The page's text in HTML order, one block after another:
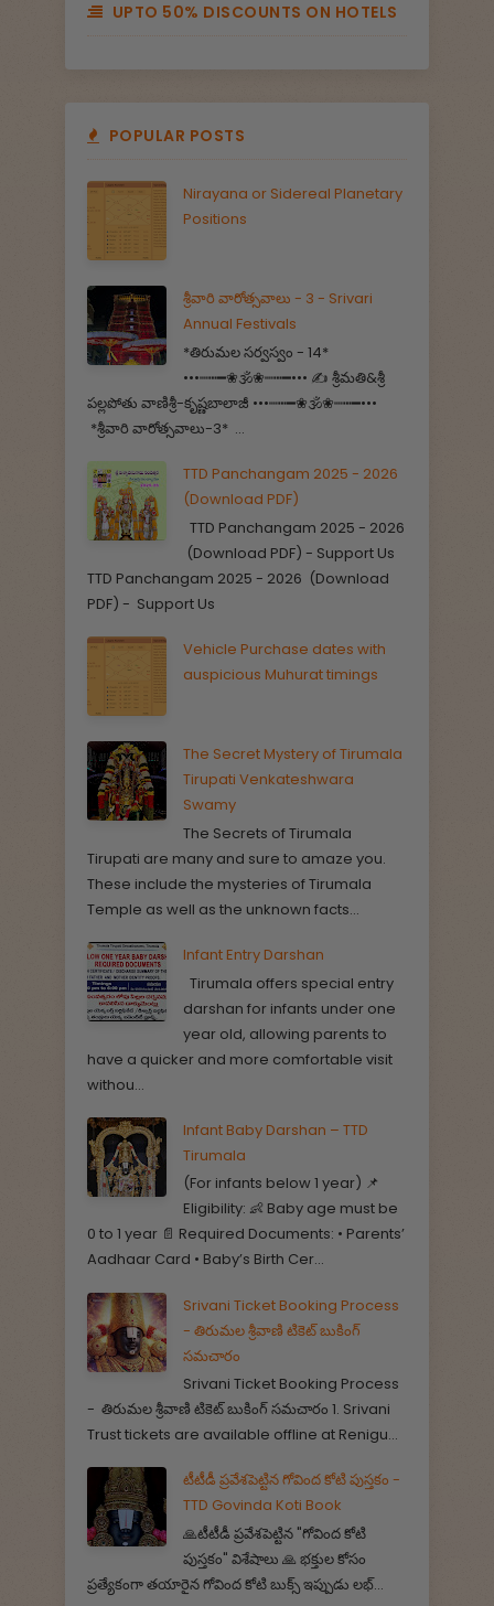
UPTO 50% DISCOUNTS ON HOTELS
POPULAR POSTS
Nirayana or Sidereal Planetary
Positions
శ్రీవారి వారోత్సవాలు - 3 - Srivari
Annual Festivals
*తిరుమల సర్వస్వం - 14*
•••┉┅━❀🕉️❀┉┅━••• ✍️ శ్రీమతి&శ్రీ
పల్లపోతు వాణిశ్రీ-కృష్ణబాలాజీ •••┉┅━❀🕉️❀┉┅━•••
*శ్రీవారి వారోత్సవాలు-3* ...
TTD Panchangam 2025 - 2026
(Download PDF)
TTD Panchangam 2025 - 2026
(Download PDF) - Support Us
TTD Panchangam 2025 - 2026 (Download
PDF) - Support Us
Vehicle Purchase dates with
auspicious Muhurat timings
The Secret Mystery of Tirumala
Tirupati Venkateshwara
Swamy
The Secrets of Tirumala
Tirupati are many and sure to amaze you.
These include the mysteries of Tirumala
Temple as well as the unknown facts...
Infant Entry Darshan
Tirumala offers special entry
darshan for infants under one
year old, allowing parents to
have a quicker and more comfortable visit
withou...
Infant Baby Darshan – TTD
Tirumala
(For infants below 1 year) 📌
Eligibility: 👶 Baby age must be
0 to 1 year 📄 Required Documents: • Parents’
Aadhaar Card • Baby’s Birth Cer...
Srivani Ticket Booking Process
- తిరుమల శ్రీవాణి టికెట్ బుకింగ్
సమచారం
Srivani Ticket Booking Process
- తిరుమల శ్రీవాణి టికెట్ బుకింగ్ సమచారం 1. Srivani
Trust tickets are available offline at Renigu...
టీటీడీ ప్రవేశపెట్టిన గోవింద కోటి పుస్తకం -
TTD Govinda Koti Book
🙏టీటీడీ ప్రవేశపెట్టిన "గోవింద కోటి
పుస్తకం" విశేషాలు 🙏 భక్తుల కోసం
ప్రత్యేకంగా తయారైన గోవింద కోటి బుక్స్ ఇప్పుడు లభ్...